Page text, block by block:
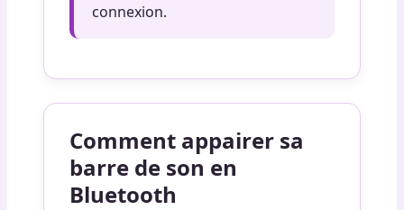
connexion.
Comment appairer sa
barre de son en
Bluetooth